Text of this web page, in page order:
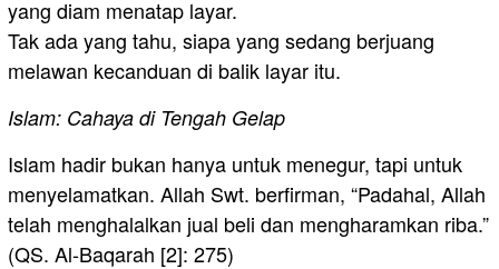
yang diam menatap layar.
Tak ada yang tahu, siapa yang sedang berjuang
melawan kecanduan di balik layar itu.
Islam: Cahaya di Tengah Gelap
Islam hadir bukan hanya untuk menegur, tapi untuk
menyelamatkan. Allah Swt. berfirman, “Padahal, Allah
telah menghalalkan jual beli dan mengharamkan riba.”
(QS. Al-Baqarah [2]: 275)